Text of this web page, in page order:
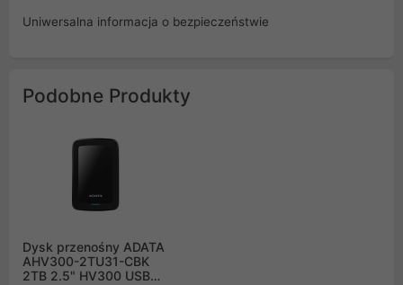
Uniwersalna informacja o bezpieczeństwie
Podobne Produkty
Dysk przenośny ADATA
AHV300-2TU31-CBK
2TB 2.5" HV300 USB